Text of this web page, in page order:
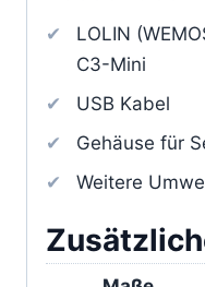
LOLIN
C3-Mini
USB Kabel
Gehäuse für
Weitere